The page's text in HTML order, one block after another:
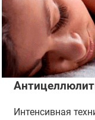
Интенсивная